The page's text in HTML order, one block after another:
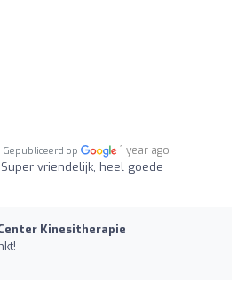
Gepubliceerd op 1 year ago
Super vriendelijk, heel goede
Kinesitherapie